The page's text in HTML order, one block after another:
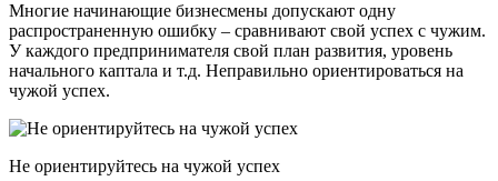
Многие начинающие бизнесмены допускают одну
распространенную ошибку – сравнивают свой успех с чужим.
У каждого предпринимателя свой план развития, уровень
начального каптала и т.д. Неправильно ориентироваться на
чужой успех.
Не ориентируйтесь на чужой успех